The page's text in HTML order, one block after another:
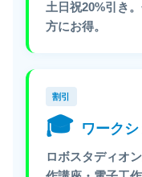
土日祝20%引き
方にお得。
割引
🎓 ワーク
ロボスタディオ